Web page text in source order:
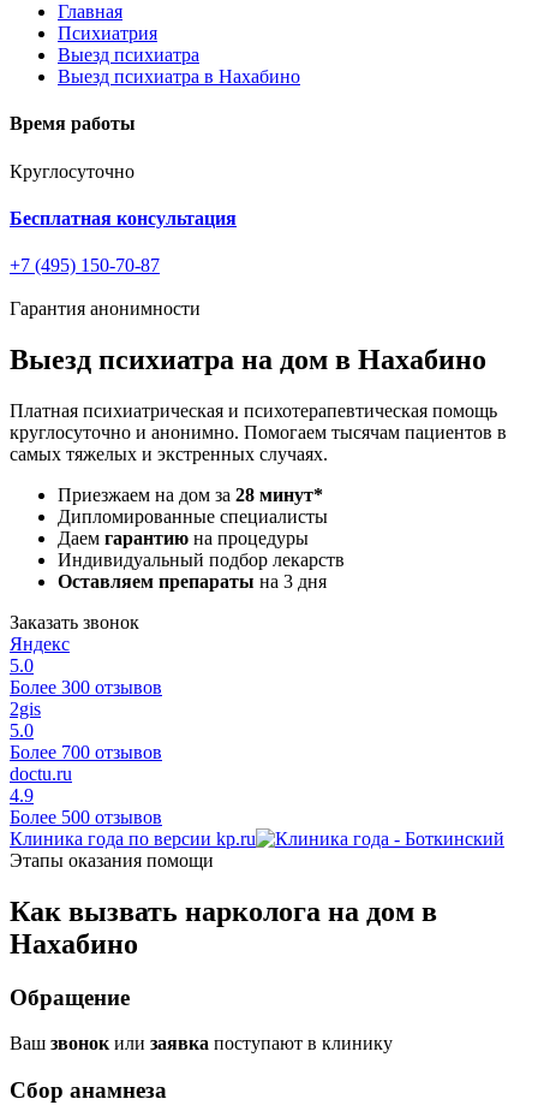
Главная
Психиатрия
Выезд психиатра
Выезд психиатра в Нахабино
Время работы
Круглосуточно
Бесплатная консультация
+7 (495) 150-70-87
Гарантия анонимности
Выезд психиатра на дом в Нахабино
Платная психиатрическая и психотерапевтическая помощь
круглосуточно и анонимно. Помогаем тысячам пациентов в
самых тяжелых и экстренных случаях.
Приезжаем на дом за 28 минут*
Дипломированные специалисты
Даем гарантию на процедуры
Индивидуальный подбор лекарств
Оставляем препараты на 3 дня
Заказать звонок
Яндекс
5.0
Более 300 отзывов
2gis
5.0
Более 700 отзывов
doctu.ru
4.9
Более 500 отзывов
Клиника года по версии kp.ru
Этапы оказания помощи
Как вызвать нарколога на дом в
Нахабино
Обращение
Ваш звонокили заявка поступают в клинику
Сбор анамнеза